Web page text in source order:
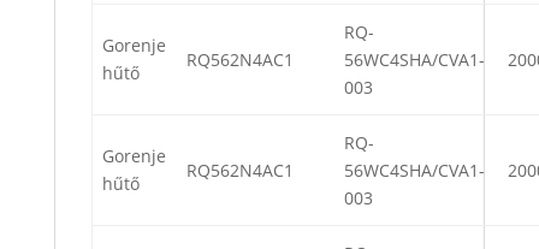
Gorenje
hűtő
RQ562N4AC1
RQ-
56WC4SHA/CVA1-
003
Gorenje
hűtő
RQ562N4AC1
RQ-
56WC4SHA/CVA1-
003